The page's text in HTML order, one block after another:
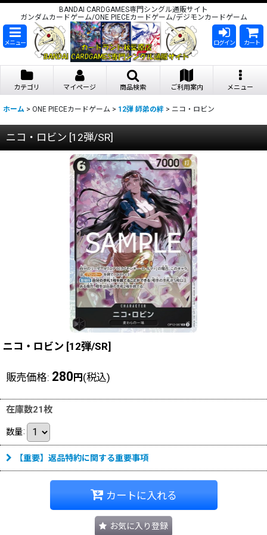
BANDAI CARDGAMES専門シングル通販サイト
ガンダムカードゲーム/ONE PIECEカードゲーム/デジモンカードゲーム
メニュー ログイン カート
カテゴリ マイページ 商品検索 ご利用案内 メニュー
ホーム > ONE PIECEカードゲーム > 12弾 師弟の絆 > ニコ・ロビン
ニコ・ロビン [12弾/SR]
ニコ・ロビン [12弾/SR]
販売価格: 280 円 (税込)
在庫数21枚
数量:
【重要】返品特約に関する重要事項
カートに入れる
お気に入り登録